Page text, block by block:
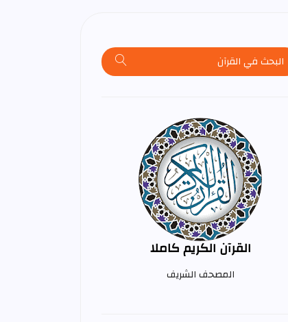
القرآن الكريم كاملا
المصحف الشريف